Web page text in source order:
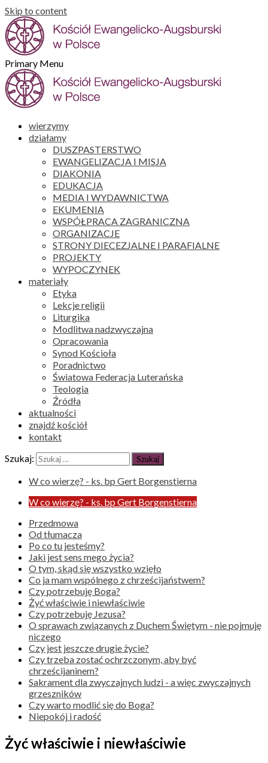
Skip to content
Primary Menu
wierzymy
działamy
DUSZPASTERSTWO
EWANGELIZACJA I MISJA
DIAKONIA
EDUKACJA
MEDIA I WYDAWNICTWA
EKUMENIA
WSPÓŁPRACA ZAGRANICZNA
ORGANIZACJE
STRONY DIECEZJALNE I PARAFIALNE
PROJEKTY
WYPOCZYNEK
materiały
Etyka
Lekcje religii
Liturgika
Modlitwa nadzwyczajna
Opracowania
Synod Kościoła
Poradnictwo
Światowa Federacja Luterańska
Teologia
Źródła
aktualności
znajdź kościół
kontakt
Szukaj:
W co wierzę? - ks. bp Gert Borgenstierna
W co wierzę? - ks. bp Gert Borgenstierna
Przedmowa
Od tłumacza
Po co tu jesteśmy?
Jaki jest sens mego życia?
O tym, skąd się wszystko wzięło
Co ja mam wspólnego z chrześcijaństwem?
Czy potrzebuję Boga?
Żyć właściwie i niewłaściwie
Czy potrzebuję Jezusa?
O sprawach związanych z Duchem Świętym - nie pojmuję
niczego
Czy jest jeszcze drugie życie?
Czy trzeba zostać ochrzczonym, aby być
chrześcijaninem?
Sakrament dla zwyczajnych ludzi - a więc zwyczajnych
grzeszników
Czy warto modlić się do Boga?
Niepokój i radość
Żyć właściwie i niewłaściwie